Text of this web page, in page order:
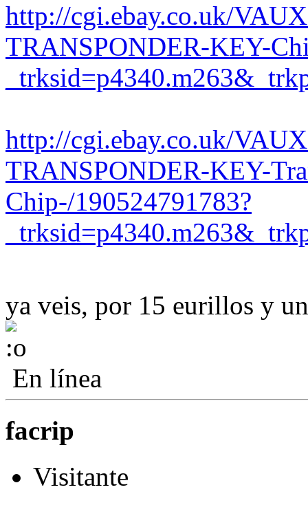
http://cgi.ebay.co.uk/
TRANSPONDER-KEY-
http://cgi.ebay.co.uk/
TRANSPONDER-KEY-
Chip-/190524791783?
ya veis, por 15 eurillos y
En línea
facrip
Visitante